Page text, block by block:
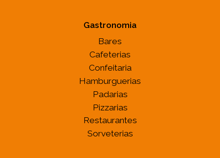
Gastronomia
Bares
Cafeterias
Confeitaria
Hamburguerias
Padarias
Pizzarias
Restaurantes
Sorveterias